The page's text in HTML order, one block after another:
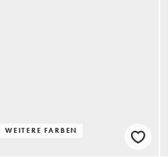
WEITERE FARBEN